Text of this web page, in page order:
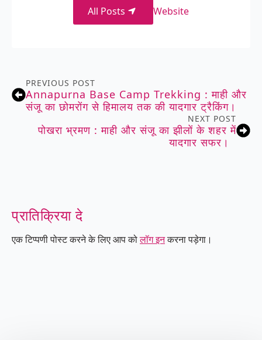
All Posts Website
PREVIOUS POST
Annapurna Base Camp Trekking : माही और
संजू का छोमरोंग से हिमालय तक की यादगार ट्रैकिंग।
NEXT POST
पोखरा भ्रमण : माही और संजू का झीलों के शहर में
यादगार सफर।
प्रातिक्रिया दे
एक टिप्पणी पोस्ट करने के लिए आप कोलॉग इनकरना पड़ेगा।